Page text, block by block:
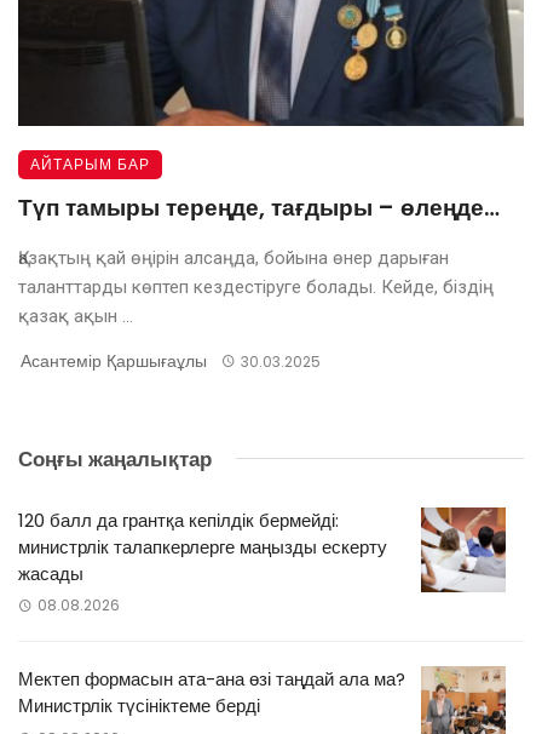
АЙТАРЫМ БАР
Түп тамыры тереңде, тағдыры – өлеңде…
Қазақтың қай өңірін алсаңда, бойына өнер дарыған
таланттарды көптеп кездестіруге болады. Кейде, біздің
қазақ ақын ...
Асантемір Қаршығаұлы 30.03.2025
Соңғы жаңалықтар
120 балл да грантқа кепілдік бермейді:
министрлік талапкерлерге маңызды ескерту
жасады
08.08.2026
Мектеп формасын ата-ана өзі таңдай ала ма?
Министрлік түсініктеме берді